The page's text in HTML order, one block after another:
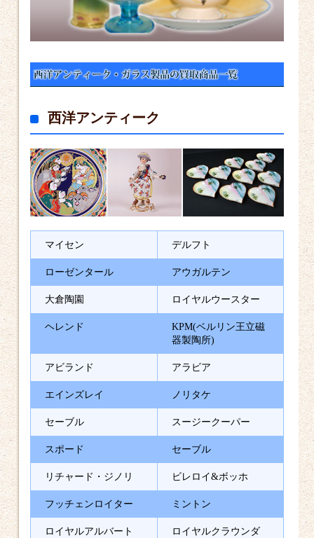
西洋アンティーク
マイセン デルフト
ローゼンタール アウガルテン
大倉陶園 ロイヤルウースター
ヘレンド
KPM(ベルリン王立磁
器製陶所)
アビランド アラビア
エインズレイ ノリタケ
セーブル スージークーパー
スポード セーブル
リチャード・ジノリ ビレロイ&ボッホ
フッチェンロイター ミントン
ロイヤルアルバート
ロイヤルクラウンダ